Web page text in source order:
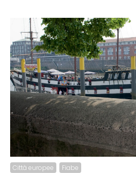
Città europee Fiabe